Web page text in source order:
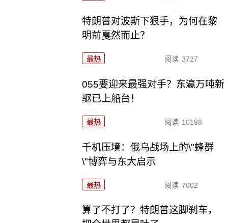
特朗普对波斯下狠手，为何在黎
明前戛然而止？
最热 阅读 3727
055要迎来最强对手？东瀛万吨新
驱已上船台！
最热 阅读 10198
千机压境：俄乌战场上的\"蜂群
\"博弈与东大启示
最热 阅读 7602
算了不打了？特朗普这脚刹车，